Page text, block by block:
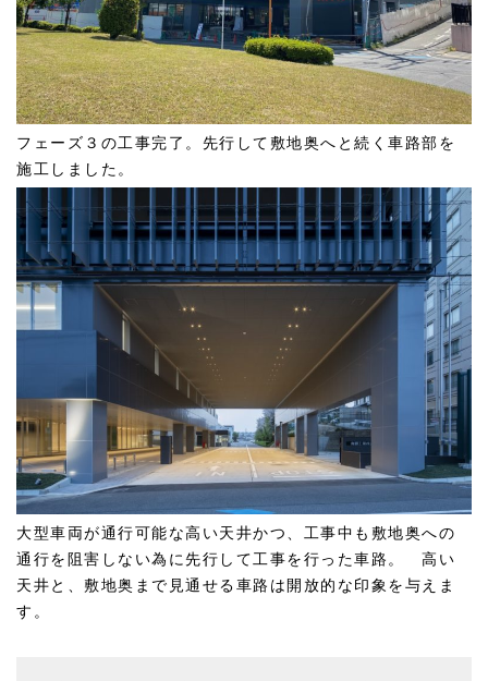
フェーズ３の工事完了。先行して敷地奥へと続く車路部を
施工しました。
大型車両が通行可能な高い天井かつ、工事中も敷地奥への
通行を阻害しない為に先行して工事を行った車路。 高い
天井と、敷地奥まで見通せる車路は開放的な印象を与えま
す。